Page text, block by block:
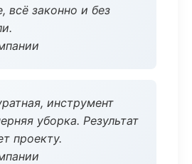
всё законно и без
инструмент
уборка. Результат
проекту.